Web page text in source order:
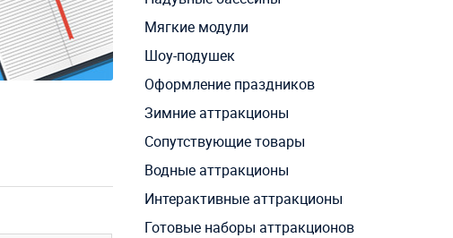
Мягкие модули
Шоу-подушек
Оформление праздников
Зимние аттракционы
Сопутствующие товары
Водные аттракционы
Интерактивные аттракционы
Готовые наборы аттракционов